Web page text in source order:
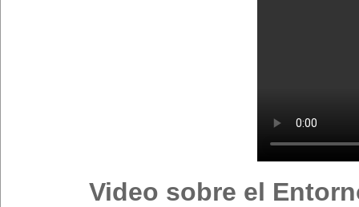
Video sobre el